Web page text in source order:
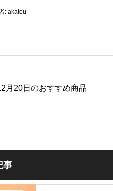
: akatou
月20日のおすすめ商品
事